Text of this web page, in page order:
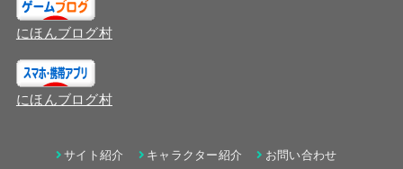
にほんブログ村
にほんブログ村
サイト紹介 キャラクター紹介 お問い合わせ